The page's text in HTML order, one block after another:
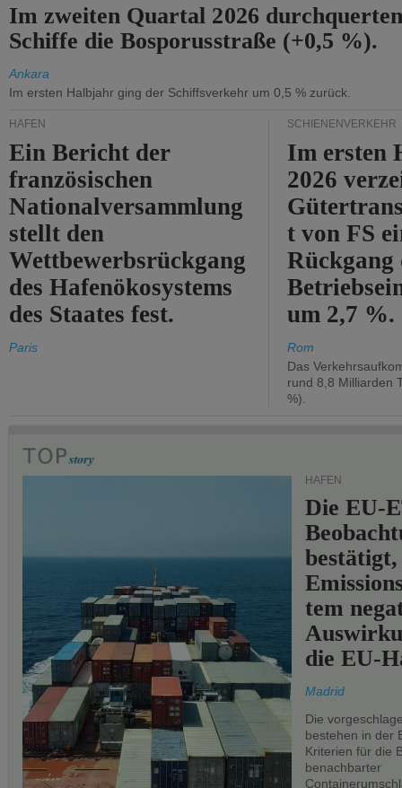
Im zweiten Quartal 2026
Schiffe die Bosporusstraße (+0,5 %).
Ankara
Im ersten Halbjahr ging der Schiffsverkehr um 0,5 % zurück.
HÄFEN
Ein Bericht der
französischen
Nationalversammlung
stellt den
Wettbewerbsrückgang
des Hafenökosystems
des Staates fest.
Paris
SCHIENENVERKEHR
Im ersten
2026
t von FS
Rückgang
um 2,7 %.
Rom
Das
rund 8,8 Milliarden
%).
HÄFEN
Die EU-
bestätigt,
tem
die EU-
Madrid
Die
bestehen in der
Kriterien für die
benachbarter